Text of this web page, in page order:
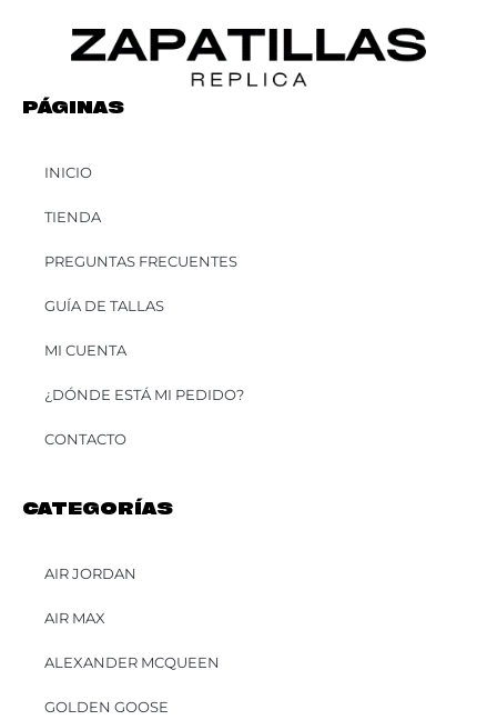
PÁGINAS
INICIO
TIENDA
PREGUNTAS FRECUENTES
GUÍA DE TALLAS
MI CUENTA
¿DÓNDE ESTÁ MI PEDIDO?
CONTACTO
CATEGORÍAS
AIR JORDAN
AIR MAX
ALEXANDER MCQUEEN
GOLDEN GOOSE